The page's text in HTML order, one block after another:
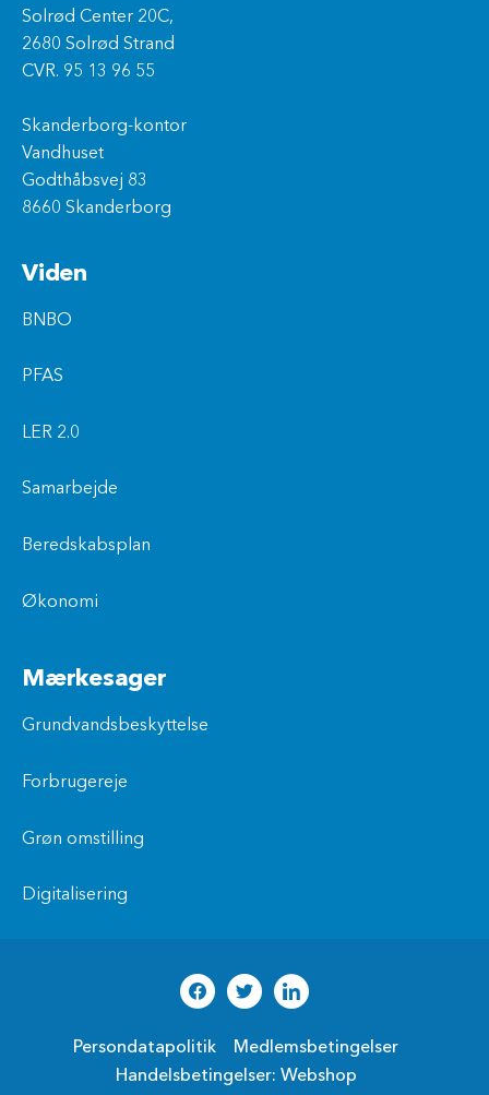
Solrød Center 20C,
2680 Solrød Strand
CVR. 95 13 96 55
Skanderborg-kontor
Vandhuset
Godthåbsvej 83
8660 Skanderborg
Viden
BNBO
PFAS
LER 2.0
Samarbejde
Beredskabsplan
Økonomi
Mærkesager
Grundvandsbeskyttelse
Forbrugereje
Grøn omstilling
Digitalisering
Persondatapolitik
Medlemsbetingelser
Handelsbetingelser: Webshop